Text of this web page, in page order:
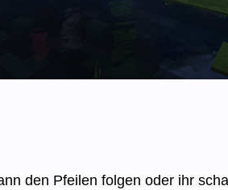
den Pfeilen folgen oder ihr